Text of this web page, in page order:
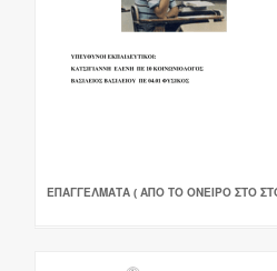
ΕΠΑΓΓΕΛΜΑΤΑ ( ΑΠΟ ΤΟ ΟΝΕΙΡΟ ΣΤΟ